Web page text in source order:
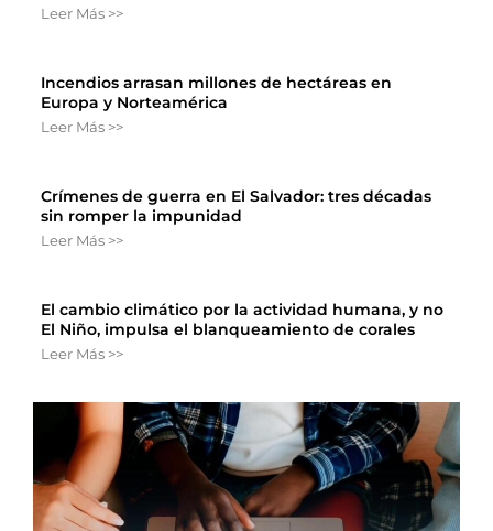
Leer Más >>
Incendios arrasan millones de hectáreas en
Europa y Norteamérica
Leer Más >>
Crímenes de guerra en El Salvador: tres décadas
sin romper la impunidad
Leer Más >>
El cambio climático por la actividad humana, y no
El Niño, impulsa el blanqueamiento de corales
Leer Más >>